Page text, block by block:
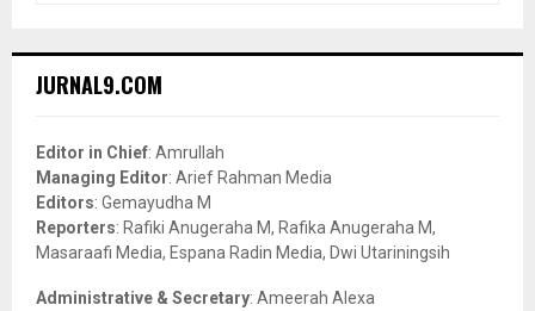
h
o
r
:
JURNAL9.COM
Editor in Chief: Amrullah
Managing Editor: Arief Rahman Media
Editors: Gemayudha M
Reporters: Rafiki Anugeraha M, Rafika Anugeraha M,
Masaraafi Media, Espana Radin Media, Dwi Utariningsih
Administrative & Secretary: Ameerah Alexa